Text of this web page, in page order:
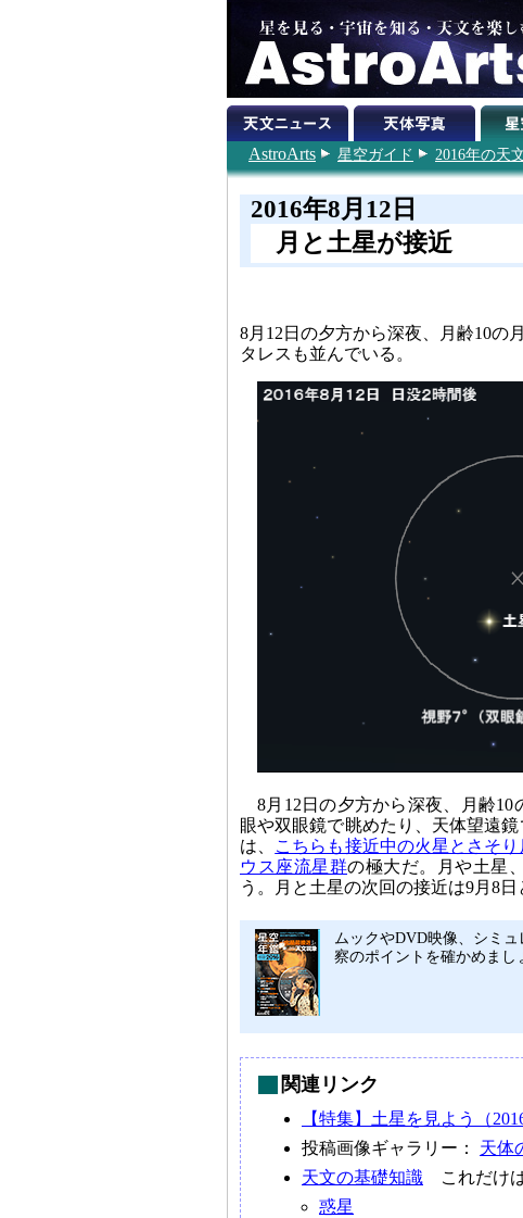
AstroArts 星空ガイド 2016年の天
2016年8月12日
月と土星が接近
8月12日の夕方から深夜、月齢10の
タレスも並んでいる。
8月12日の夕方から深夜、月齢
眼や双眼鏡で眺めたり、天体望遠
は、
こちらも接近中の火星とさそ
ウス座流星群の極大だ。月や土星
う。月と土星の次回の接近は9月8日
ムックやDVD映像、シミ
察のポイントを確かめま
関連リンク
【特集】土星を見よう（
投稿画像ギャラリー： 天体
天文の基礎知識 これだけ
惑星